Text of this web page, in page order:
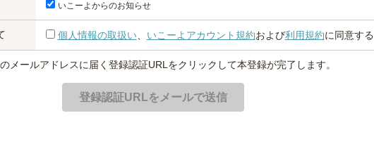
いこーよからのお知らせ
個人情報の取扱い、 いこーよアカウント規約および利用規約に同意する
メールアドレスに届く登録認証URLをクリックして本登録が完了します。